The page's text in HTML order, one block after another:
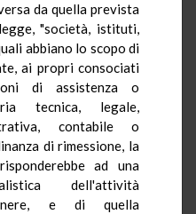
da quella prevista
"società, istituti,
abbiano lo scopo di
ai propri consociati
di assistenza o
tecnica, legale,
contabile o
di rimessione, la
ad una
dell'attività
e di quella